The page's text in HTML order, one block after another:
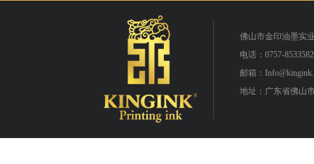
佛山市金印油墨实
电话：0757-
邮箱：
地址：广东省佛山